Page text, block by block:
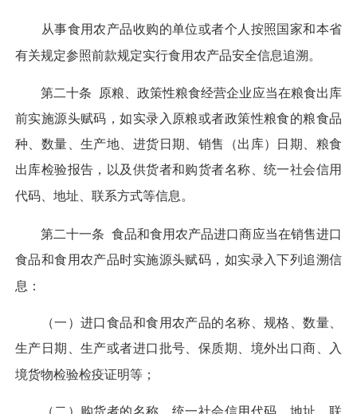
从事食用农产品收购的单位或者个人按照国家和本省
有关规定参照前款规定实行食用农产品安全信息追溯。
第二十条
原粮、政策性粮食经营企业应当在粮食出库
前实施源头赋码，如实录入原粮或者政策性粮食的粮食品
种、数量、生产地、进货日期、销售（出库）日期、粮食
出库检验报告，以及供货者和购货者名称、统一社会信用
代码、地址、联系方式等信息。
第二十一条 食品和食用农产品进口商应当在销售进口
食品和食用农产品时实施源头赋码，如实录入下列追溯信
息：
（一）进口食品和食用农产品的名称、规格、数量、
生产日期、生产或者进口批号、保质期、境外出口商、入
境货物检验检疫证明等；